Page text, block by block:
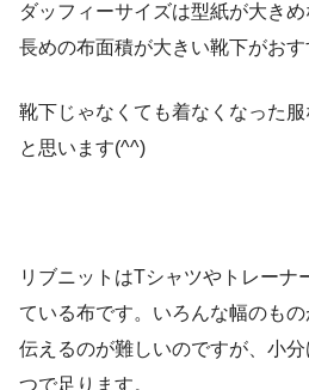
ダッフィーサイズは型紙が大き
靴下じゃなくても着なくなった
と思います(^^)
リブニットはTシャツやトレーナ
ている布です。いろんな幅のも
伝えるのが難しいのですが、小
つで足ります。